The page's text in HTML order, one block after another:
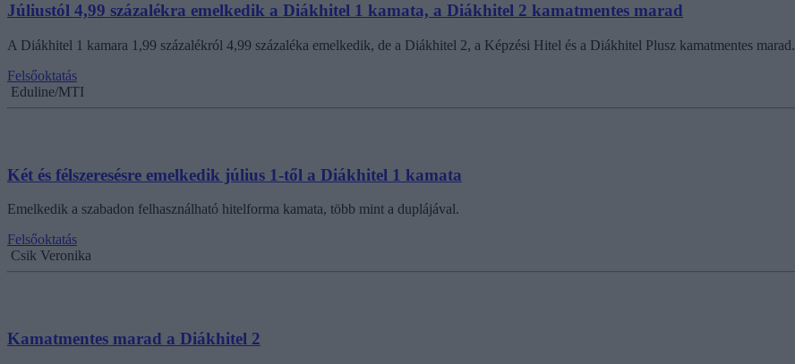
Júliustól 4,99 százalékra emelkedik a Diákhitel 1 kamata, a Diákhitel 2 kamatmentes marad
A Diákhitel 1 kamara 1,99 százalékról 4,99 százaléka emelkedik, de a Diákhitel 2, a Képzési Hitel és a Diákhitel Plusz kamatmentes marad.
Felsőoktatás
Eduline/MTI
Két és félszeresésre emelkedik július 1-től a Diákhitel 1 kamata
Emelkedik a szabadon felhasználható hitelforma kamata, több mint a duplájával.
Felsőoktatás
Csik Veronika
Kamatmentes marad a Diákhitel 2